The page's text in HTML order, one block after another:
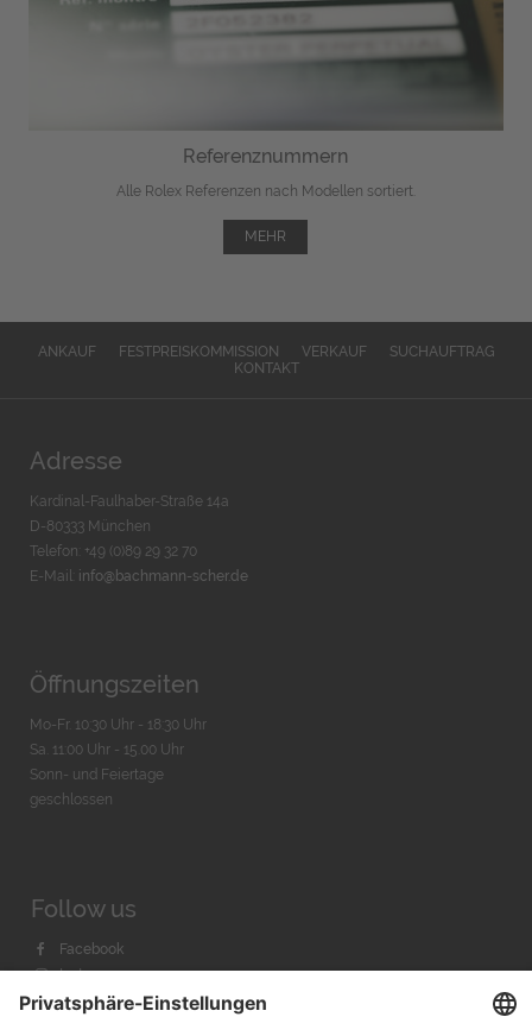
Referenznummern
Alle Rolex Referenzen nach Modellen sortiert.
MEHR
ANKAUF FESTPREISKOMMISSION VERKAUF
SUCHAUFTRAG
KONTAKT
Adresse
Kardinal-Faulhaber-Straße 14a
D-80333 München
Telefon: +49 (0)89 29 32 70
E-Mail: info@bachmann-scher.de
Öffnungszeiten
Mo-Fr. 10:30 Uhr - 18:30 Uhr
Sa. 11:00 Uhr - 15.00 Uhr
Sonn- und Feiertage
geschlossen
Follow us
Facebook
Instagram
Youtube